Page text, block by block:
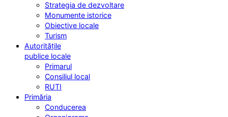
Strategia de dezvoltare
Monumente istorice
Obiective locale
Turism
Autoritățile
publice locale
Primarul
Consiliul local
RUTI
Primăria
Conducerea